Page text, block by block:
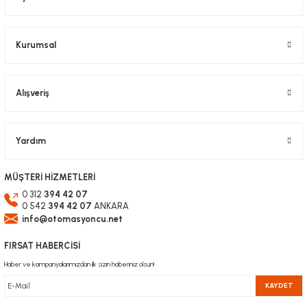
Kurumsal
Alışveriş
Yardım
MÜŞTERİ HİZMETLERİ
0 312 394 42 07
0 542 394 42 07 ANKARA
info@otomasyoncu.net
FIRSAT HABERCİSİ
Haber ve kampanyalarımızdan ilk sizin haberiniz olsun!
KAYDET